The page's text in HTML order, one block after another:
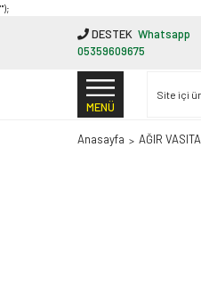
"');
DESTEK Whatsapp
05359609675
MENÜ
Anasayfa AĞIR VASITA